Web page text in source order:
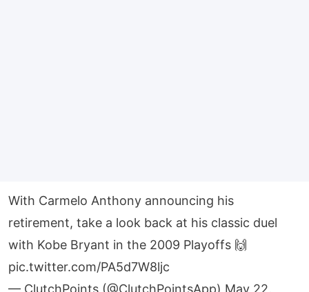
With Carmelo Anthony announcing his
retirement, take a look back at his classic duel
with Kobe Bryant in the 2009 Playoffs 🙌
pic.twitter.com/PA5d7W8ljc
— ClutchPoints (@ClutchPointsApp) May 22,